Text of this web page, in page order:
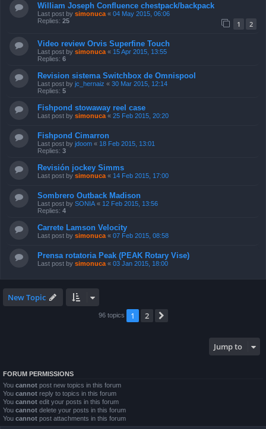
William Joseph Confluence chestpack/backpack
Last post by simonuca « 04 May 2015, 06:06
Replies: 25 1 2
Video review Orvis Superfine Touch
Last post by simonuca « 15 Apr 2015, 13:55
Replies: 6
Revision sistema Switchbox de Omnispool
Last post by jc_hernaiz « 30 Mar 2015, 12:14
Replies: 5
Fishpond stowaway reel case
Last post by simonuca « 25 Feb 2015, 20:20
Fishpond Cimarron
Last post by jdoom « 18 Feb 2015, 13:01
Replies: 3
Revisión jockey Simms
Last post by simonuca « 14 Feb 2015, 17:00
Sombrero Outback Madison
Last post by SONIA « 12 Feb 2015, 13:56
Replies: 4
Carrete Lamson Velocity
Last post by simonuca « 07 Feb 2015, 08:58
Prensa rotatoria Peak (PEAK Rotary Vise)
Last post by simonuca « 03 Jan 2015, 18:00
New Topic
96 topics 1 2
Jump to
FORUM PERMISSIONS
You cannot post new topics in this forum
You cannot reply to topics in this forum
You cannot edit your posts in this forum
You cannot delete your posts in this forum
You cannot post attachments in this forum